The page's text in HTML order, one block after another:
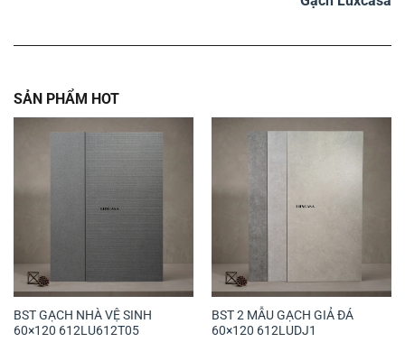
SẢN PHẨM HOT
BST GẠCH NHÀ VỆ SINH
60×120 612LU612T05
BST 2 MẪU GẠCH GIẢ ĐÁ
60×120 612LUDJ1